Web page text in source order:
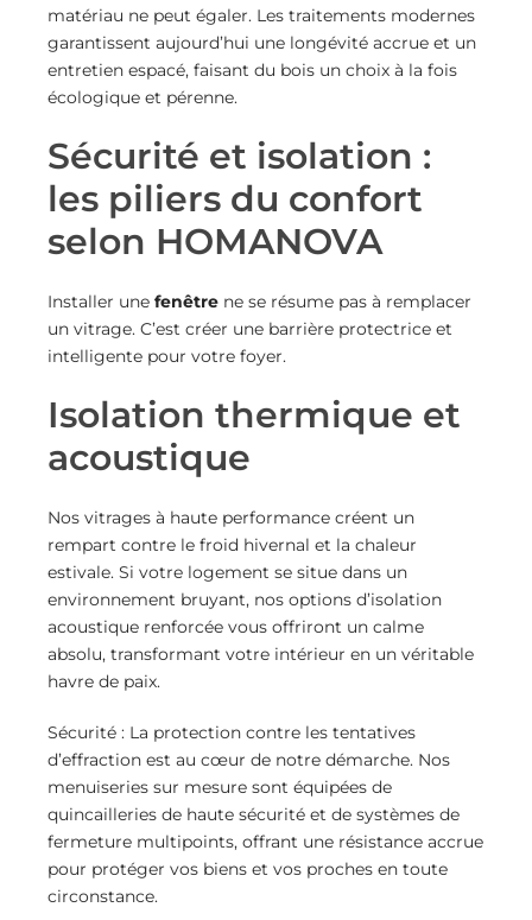
matériau ne peut égaler. Les traitements modernes
garantissent aujourd’hui une longévité accrue et un
entretien espacé, faisant du bois un choix à la fois
écologique et pérenne.
Sécurité et isolation :
les piliers du confort
selon HOMANOVA
Installer une fenêtrene se résume pas à remplacer
un vitrage. C’est créer une barrière protectrice et
intelligente pour votre foyer.
Isolation thermique et
acoustique
Nos vitrages à haute performance créent un
rempart contre le froid hivernal et la chaleur
estivale. Si votre logement se situe dans un
environnement bruyant, nos options d’isolation
acoustique renforcée vous offriront un calme
absolu, transformant votre intérieur en un véritable
havre de paix.
Sécurité : La protection contre les tentatives
d’effraction est au cœur de notre démarche. Nos
menuiseries sur mesure sont équipées de
quincailleries de haute sécurité et de systèmes de
fermeture multipoints, offrant une résistance accrue
pour protéger vos biens et vos proches en toute
circonstance.